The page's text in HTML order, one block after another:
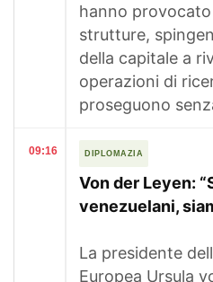
hanno
strutture,
della capitale a
operazioni di
proseguono
09:16 DIPLOMAZIA
Von der Leyen:
venezuelani,
La presidente
Europea Ursula